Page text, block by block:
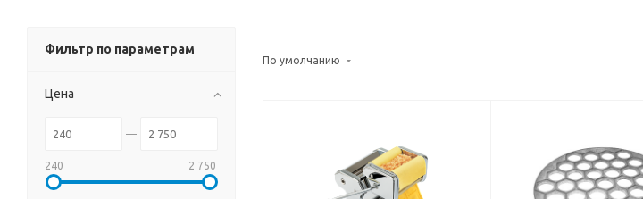
По умолчанию
Фильтр по параметрам
Цена
240 2 750